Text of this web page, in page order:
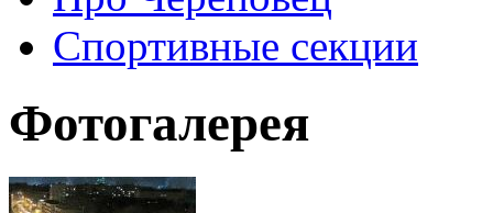
Спортивные секции
Фотогалерея